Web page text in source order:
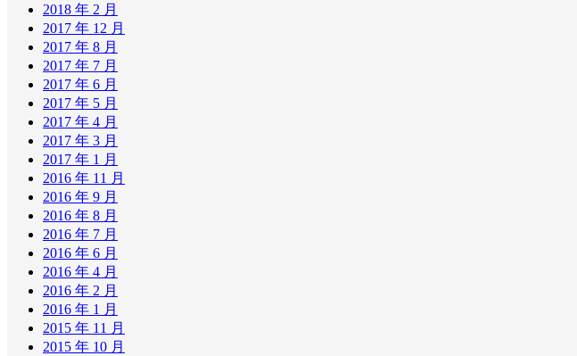
2018 年 2 月
2017 年 12 月
2017 年 8 月
2017 年 7 月
2017 年 6 月
2017 年 5 月
2017 年 4 月
2017 年 3 月
2017 年 1 月
2016 年 11 月
2016 年 9 月
2016 年 8 月
2016 年 7 月
2016 年 6 月
2016 年 4 月
2016 年 2 月
2016 年 1 月
2015 年 11 月
2015 年 10 月